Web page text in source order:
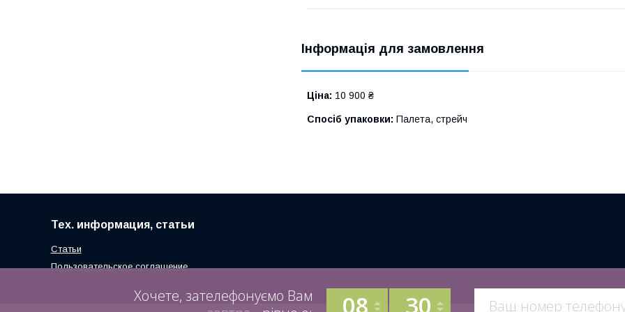
Інформація для замовлення
Ціна: 10 900 ₴
Спосіб упаковки: Палета, стрейч
Тех. информация, статьи
Статьи
Пользовательское соглашение
Хочете, зателефонуємо Вам
08 30